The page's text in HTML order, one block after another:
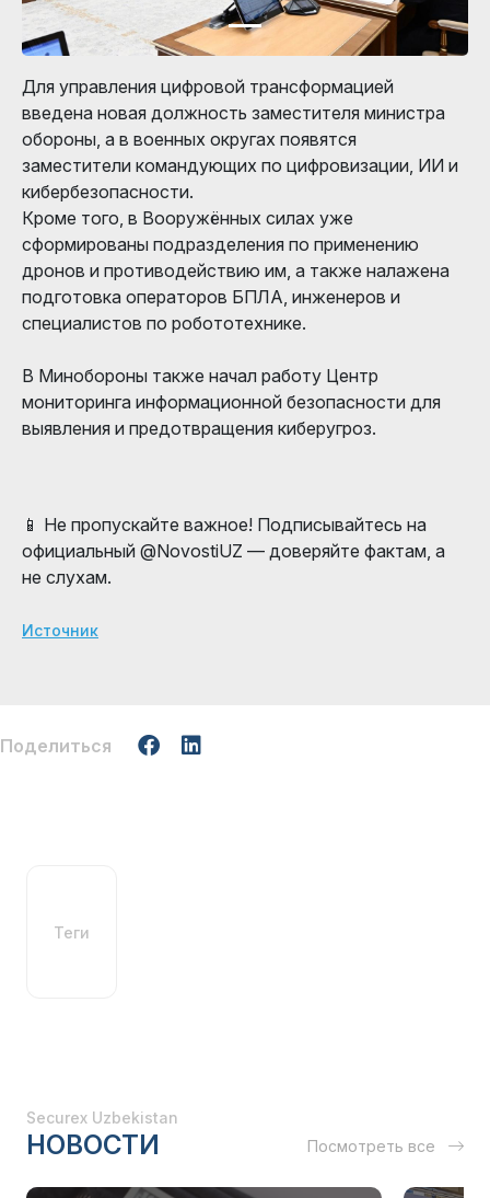
Для управления цифровой трансформацией
введена новая должность заместителя министра
обороны, а в военных округах появятся
заместители командующих по цифровизации, ИИ и
кибербезопасности.
Кроме того, в Вооружённых силах уже
сформированы подразделения по применению
дронов и противодействию им, а также налажена
подготовка операторов БПЛА, инженеров и
специалистов по робототехнике.
В Минобороны также начал работу Центр
мониторинга информационной безопасности для
выявления и предотвращения киберугроз.
📱 Не пропускайте важное! Подписывайтесь на
официальный @NovostiUZ — доверяйте фактам, а
не слухам.
Источник
Поделиться
Теги
Securex Uzbekistan
НОВОСТИ Посмотреть все